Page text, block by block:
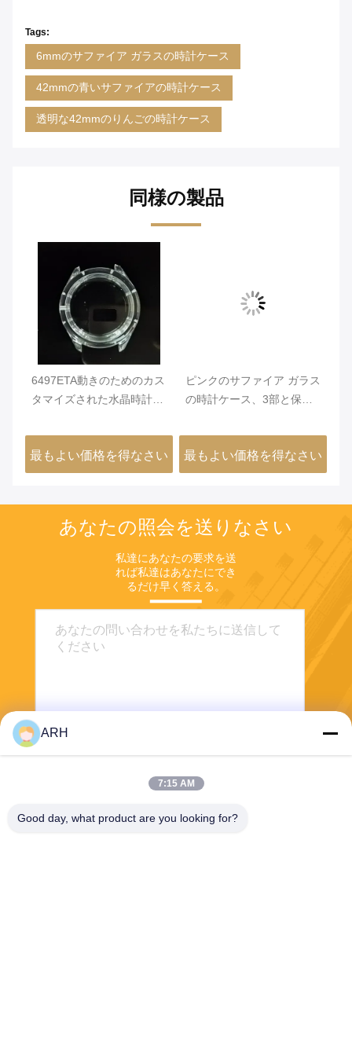
Tags:
6mmのサファイア ガラスの時計ケース
42mmの青いサファイアの時計ケース
透明な42mmのりんごの時計ケース
同様の製品
6497ETA動きのためのカス
タマイズされた水晶時計ケ
最もよい価格を得なさい
ピンクのサファイア ガラス
の時計ケース、3部と保護
最もよい価格を得なさい
あなたの照会を送りなさい
私達にあなたの要求を送
れば私達はあなたにでき
るだけ早く答える。
ARH
7:15 AM
Good day, what product are you looking for?